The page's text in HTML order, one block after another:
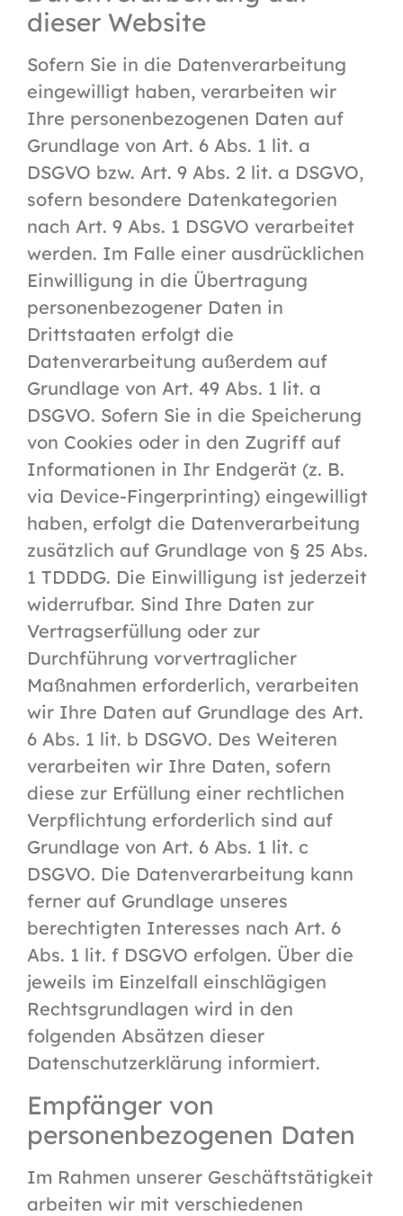
dieser Website
Sofern Sie in die Datenverarbeitung
eingewilligt haben, verarbeiten wir
Ihre personenbezogenen Daten auf
Grundlage von Art. 6 Abs. 1 lit. a
DSGVO bzw. Art. 9 Abs. 2 lit. a DSGVO,
sofern besondere Datenkategorien
nach Art. 9 Abs. 1 DSGVO verarbeitet
werden. Im Falle einer ausdrücklichen
Einwilligung in die Übertragung
personenbezogener Daten in
Drittstaaten erfolgt die
Datenverarbeitung außerdem auf
Grundlage von Art. 49 Abs. 1 lit. a
DSGVO. Sofern Sie in die Speicherung
von Cookies oder in den Zugriff auf
Informationen in Ihr Endgerät (z. B.
via Device-Fingerprinting) eingewilligt
haben, erfolgt die Datenverarbeitung
zusätzlich auf Grundlage von § 25 Abs.
1 TDDDG. Die Einwilligung ist jederzeit
widerrufbar. Sind Ihre Daten zur
Vertragserfüllung oder zur
Durchführung vorvertraglicher
Maßnahmen erforderlich, verarbeiten
wir Ihre Daten auf Grundlage des Art.
6 Abs. 1 lit. b DSGVO. Des Weiteren
verarbeiten wir Ihre Daten, sofern
diese zur Erfüllung einer rechtlichen
Verpflichtung erforderlich sind auf
Grundlage von Art. 6 Abs. 1 lit. c
DSGVO. Die Datenverarbeitung kann
ferner auf Grundlage unseres
berechtigten Interesses nach Art. 6
Abs. 1 lit. f DSGVO erfolgen. Über die
jeweils im Einzelfall einschlägigen
Rechtsgrundlagen wird in den
folgenden Absätzen dieser
Datenschutzerklärung informiert.
Empfänger von
personenbezogenen Daten
Im Rahmen unserer Geschäftstätigkeit
arbeiten wir mit verschiedenen